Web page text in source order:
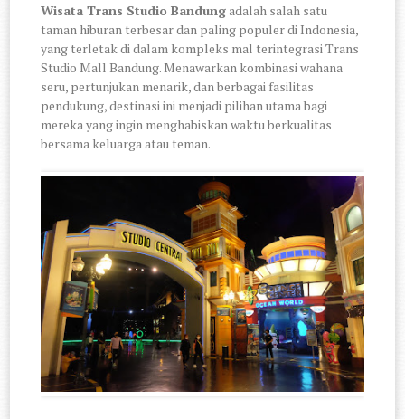
Wisata Trans Studio Bandungadalah salah satu
taman hiburan terbesar dan paling populer di Indonesia,
yang terletak di dalam kompleks mal terintegrasi Trans
Studio Mall Bandung. Menawarkan kombinasi wahana
seru, pertunjukan menarik, dan berbagai fasilitas
pendukung, destinasi ini menjadi pilihan utama bagi
mereka yang ingin menghabiskan waktu berkualitas
bersama keluarga atau teman.